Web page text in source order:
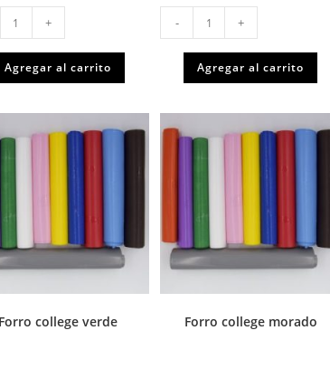
Funda
Transparente
Tamaño
Oficio
Set
10
unidades
+
Agregar al carrito
Sobre
tamaño
oficio
cafe
kraft
cantidad
- +
Agregar al carrito
Forro college verde Forro college morado